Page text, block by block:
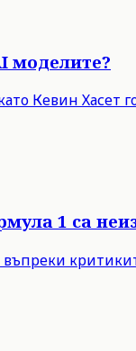
моделите?
Кевин Хасет
1 са